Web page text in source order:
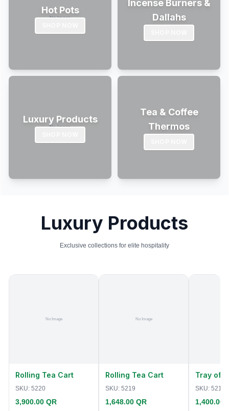
Hot Pots
Incense Burners &
Dallahs
Luxury Products
Tea & Coffee
Thermos
Luxury Products
Exclusive collections for elite hospitality
Rolling Tea Cart
SKU: 5220
3,900.00 QR
Rolling Tea Cart
SKU: 5219
1,648.00 QR
Tray of
SKU: 5218
1,400.00